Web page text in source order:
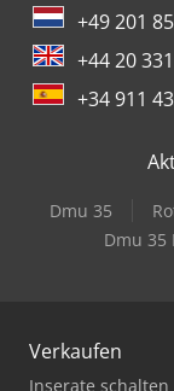
+49 201
+44 20
+34 911
Dmu 35
Dmu 35
Verkaufen
Inserate schalten